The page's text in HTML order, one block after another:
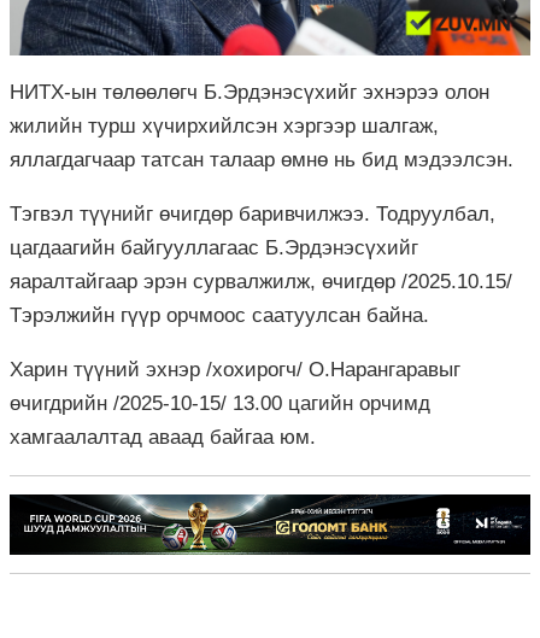
НИТХ-ын төлөөлөгч Б.Эрдэнэсүхийг эхнэрээ олон
жилийн турш хүчирхийлсэн хэргээр шалгаж,
яллагдагчаар татсан талаар өмнө нь бид мэдээлсэн.
Тэгвэл түүнийг өчигдөр баривчилжээ. Тодруулбал,
цагдаагийн байгууллагаас Б.Эрдэнэсүхийг
яаралтайгаар эрэн сурвалжилж, өчигдөр /2025.10.15/
Тэрэлжийн гүүр орчмоос саатуулсан байна.
Харин түүний эхнэр /хохирогч/ О.Нарангаравыг
өчигдрийн /2025-10-15/ 13.00 цагийн орчимд
хамгаалалтад аваад байгаа юм.